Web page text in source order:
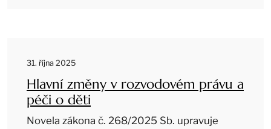
31. října 2025
Hlavní změny v rozvodovém právu a
péči o děti
Novela zákona č. 268/2025 Sb. upravuje